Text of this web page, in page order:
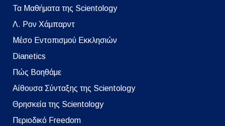
Τα Μαθήματα της Scientology
Λ. Ρον Χάμπαρντ
Μέσο Εντοπισμού Εκκλησιών
Dianetics
Πώς Βοηθάμε
Αίθουσα Σύνταξης της Scientology
Θρησκεία της Scientology
Περιοδικό Freedom